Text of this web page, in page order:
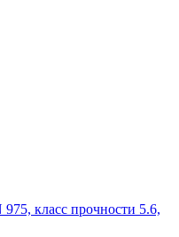
класс прочности 5.6,